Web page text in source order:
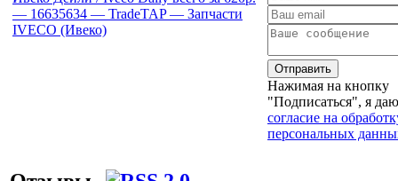
Отправить
Нажимая на кнопку
"Подписаться", я даю
согласие на
персональных